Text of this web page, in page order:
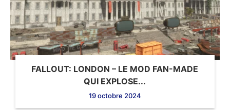
FALLOUT: LONDON – LE MOD FAN-MADE
QUI EXPLOSE...
19 octobre 2024